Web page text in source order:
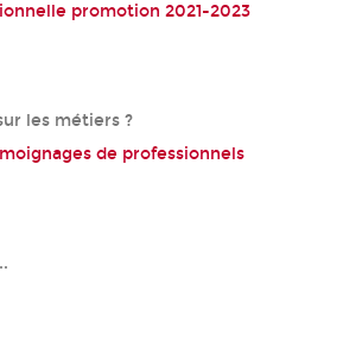
promotion 2021-2023
les métiers ?
de professionnels